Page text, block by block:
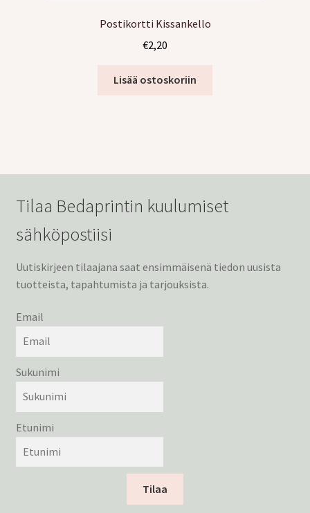
Postikortti Kissankello
€2,20
Lisää ostoskoriin
Tilaa Bedaprintin kuulumiset
sähköpostiisi
Uutiskirjeen tilaajana saat ensimmäisenä tiedon uusista
tuotteista, tapahtumista ja tarjouksista.
Email
Sukunimi
Etunimi
Tilaa